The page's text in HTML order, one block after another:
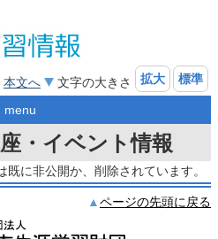
本文へ 文字の大きさ 拡大 標準
menu
・イベント情報
に非公開か、削除されています。
ページの先頭に戻る